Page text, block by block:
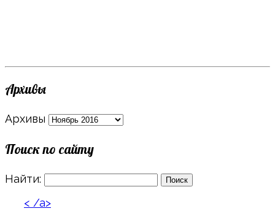
Архивы
Архивы
Поиск по сайту
Найти:
< /a>